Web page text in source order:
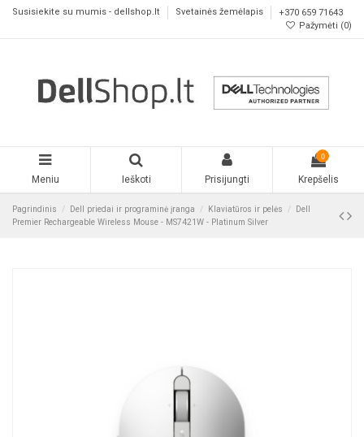
Susisiekite su mumis - dellshop.lt Svetainės žemėlapis
+370 659 71643
Pažymėti (0)
Meniu Ieškoti Prisijungti
0
Krepšelis
Pagrindinis Dell priedai ir programinė įranga Klaviatūros ir pelės
Dell
Premier Rechargeable Wireless Mouse - MS7421W - Platinum Silver